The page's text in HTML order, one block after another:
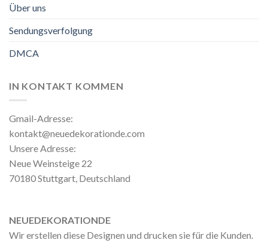
Über uns
Sendungsverfolgung
DMCA
IN KONTAKT KOMMEN
Gmail-Adresse:
kontakt@neuedekorationde.com
Unsere Adresse:
Neue Weinsteige 22
70180 Stuttgart, Deutschland
NEUEDEKORATIONDE
Wir erstellen diese Designen und drucken sie für die Kunden.